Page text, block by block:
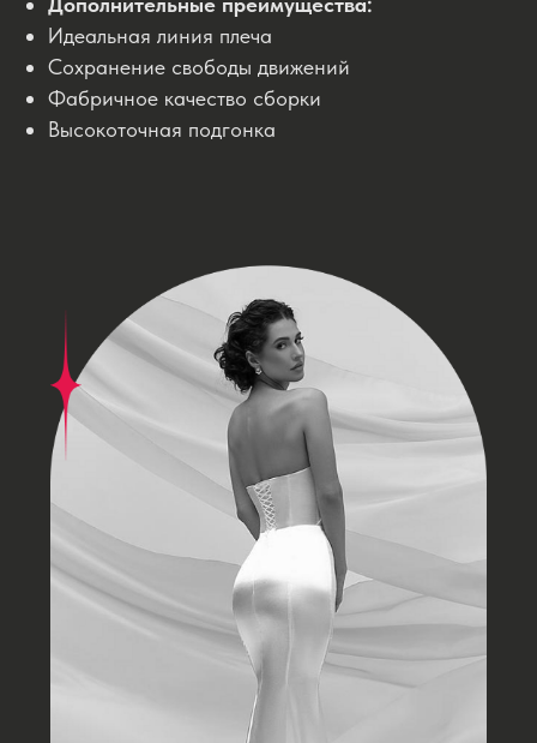
Идеальная линия плеча
Сохранение свободы движений
Фабричное качество сборки
Высокоточная подгонка